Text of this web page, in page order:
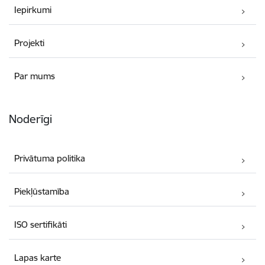
Iepirkumi
Projekti
Par mums
Noderīgi
Privātuma politika
Piekļūstamība
ISO sertifikāti
Lapas karte